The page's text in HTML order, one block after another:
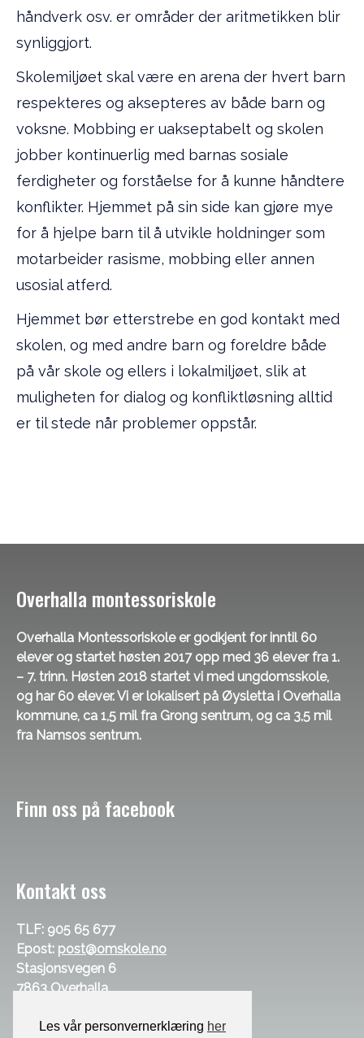
Les vår personvernerklæring her
håndverk osv. er områder der aritmetikken blir
synliggjort.
Skolemiljøet skal være en arena der hvert barn
respekteres og aksepteres av både barn og
voksne. Mobbing er uakseptabelt og skolen
jobber kontinuerlig med barnas sosiale
ferdigheter og forståelse for å kunne håndtere
konflikter. Hjemmet på sin side kan gjøre mye
for å hjelpe barn til å utvikle holdninger som
motarbeider rasisme, mobbing eller annen
usosial atferd.
Hjemmet bør etterstrebe en god kontakt med
skolen, og med andre barn og foreldre både
på vår skole og ellers i lokalmiljøet, slik at
muligheten for dialog og konfliktløsning alltid
er til stede når problemer oppstår.
Overhalla montessoriskole
Overhalla Montessoriskole er godkjent for inntil 60
elever og startet høsten 2017 opp med 36 elever fra 1.
– 7. trinn. Høsten 2018 startet vi med ungdomsskole,
og har 60 elever. Vi er lokalisert på Øysletta i Overhalla
kommune, ca 1,5 mil fra Grong sentrum, og ca 3,5 mil
fra Namsos sentrum.
Finn oss på facebook
Kontakt oss
TLF: 905 65 677
Epost: post@omskole.no
Stasjonsvegen 6
7863 Overhalla